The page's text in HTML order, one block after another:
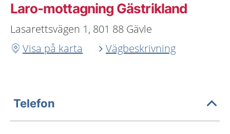
Laro-mottagning Gästrikland
Lasarettsvägen 1, 801 88 Gävle
Visa på karta
Vägbeskrivning
Telefon